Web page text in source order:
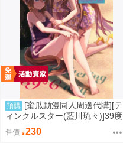
預購 [蜜瓜動漫同人周邊代購][テ
ィンクルスター(藍川琉々)]39度
のとろけそうな日(賽馬娘)(同人
誌)
售價 230